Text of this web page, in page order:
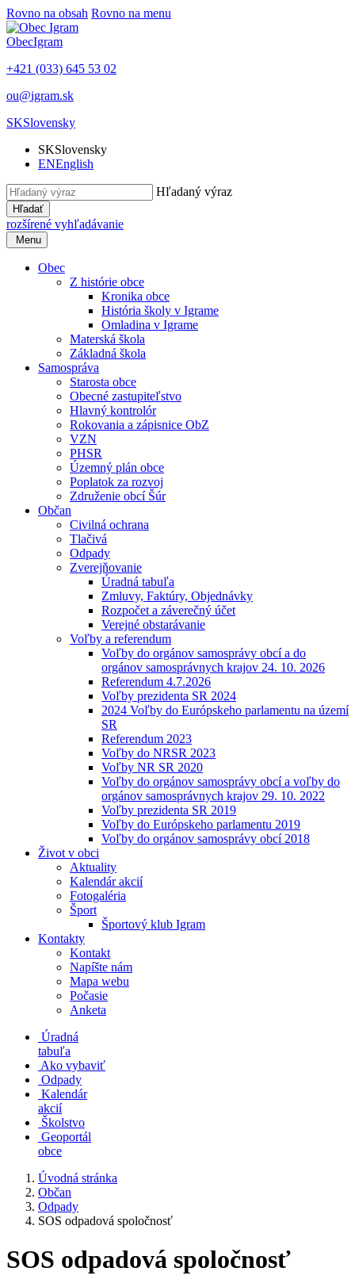
Rovno na obsah Rovno na menu
ObecIgram
+421 (033) 645 53 02
ou@igram.sk
SKSlovensky
SKSlovensky
ENEnglish
Hľadaný výraz
Hľadať
rozšírené vyhľadávanie
Menu
Obec
Z histórie obce
Kronika obce
História školy v Igrame
Omladina v Igrame
Materská škola
Základná škola
Samospráva
Starosta obce
Obecné zastupiteľstvo
Hlavný kontrolór
Rokovania a zápisnice ObZ
VZN
PHSR
Územný plán obce
Poplatok za rozvoj
Združenie obcí Šúr
Občan
Civilná ochrana
Tlačivá
Odpady
Zverejňovanie
Úradná tabuľa
Zmluvy, Faktúry, Objednávky
Rozpočet a záverečný účet
Verejné obstarávanie
Voľby a referendum
Voľby do orgánov samosprávy obcí a do
orgánov samosprávnych krajov 24. 10. 2026
Referendum 4.7.2026
Voľby prezidenta SR 2024
2024 Voľby do Európskeho parlamentu na území
SR
Referendum 2023
Voľby do NRSR 2023
Voľby NR SR 2020
Voľby do orgánov samosprávy obcí a voľby do
orgánov samosprávnych krajov 29. 10. 2022
Voľby prezidenta SR 2019
Voľby do Európskeho parlamentu 2019
Voľby do orgánov samosprávy obcí 2018
Život v obci
Aktuality
Kalendár akcií
Fotogaléria
Šport
Športový klub Igram
Kontakty
Kontakt
Napíšte nám
Mapa webu
Počasie
Anketa
Úradná
tabuľa
Ako vybaviť
Odpady
Kalendár
akcií
Školstvo
Geoportál
obce
Úvodná stránka
Občan
Odpady
SOS odpadová spoločnosť
SOS odpadová spoločnosť